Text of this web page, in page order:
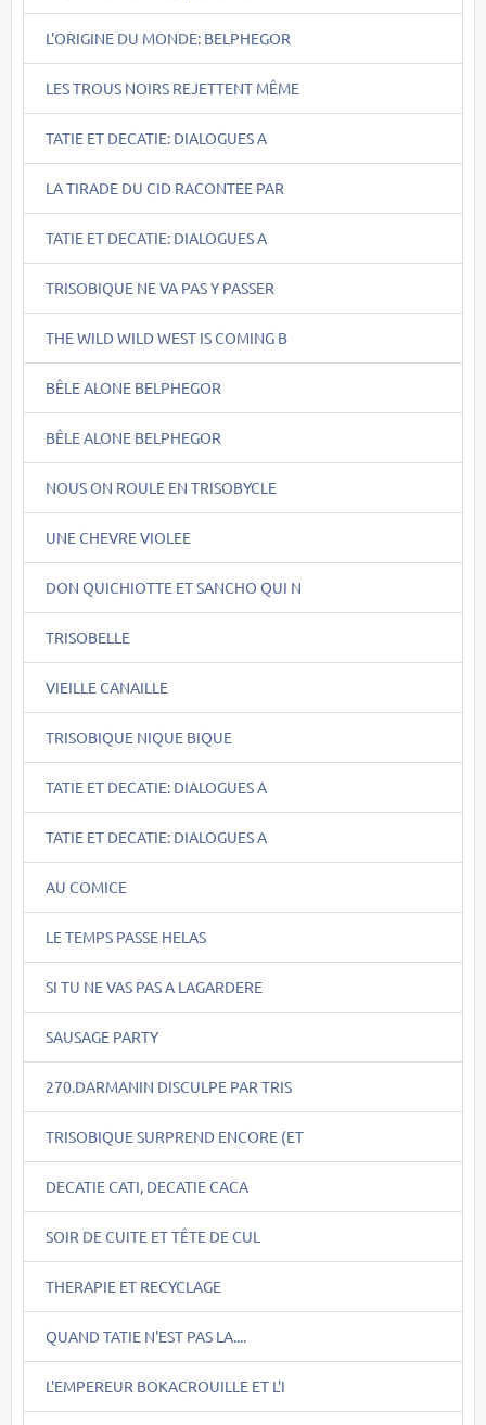
L'ORIGINE DU MONDE: BELPHEGOR
LES TROUS NOIRS REJETTENT MÊME
TATIE ET DECATIE: DIALOGUES A
LA TIRADE DU CID RACONTEE PAR
TATIE ET DECATIE: DIALOGUES A
TRISOBIQUE NE VA PAS Y PASSER
THE WILD WILD WEST IS COMING B
BÊLE ALONE BELPHEGOR
BÊLE ALONE BELPHEGOR
NOUS ON ROULE EN TRISOBYCLE
UNE CHEVRE VIOLEE
DON QUICHIOTTE ET SANCHO QUI N
TRISOBELLE
VIEILLE CANAILLE
TRISOBIQUE NIQUE BIQUE
TATIE ET DECATIE: DIALOGUES A
TATIE ET DECATIE: DIALOGUES A
AU COMICE
LE TEMPS PASSE HELAS
SI TU NE VAS PAS A LAGARDERE
SAUSAGE PARTY
270.DARMANIN DISCULPE PAR TRIS
TRISOBIQUE SURPREND ENCORE (ET
DECATIE CATI, DECATIE CACA
SOIR DE CUITE ET TÊTE DE CUL
THERAPIE ET RECYCLAGE
QUAND TATIE N'EST PAS LA....
L'EMPEREUR BOKACROUILLE ET L'I